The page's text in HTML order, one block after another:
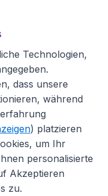
Technologien,
dass unsere
während
) platzieren
um Ihr
personalisierte
Akzeptieren
zu.